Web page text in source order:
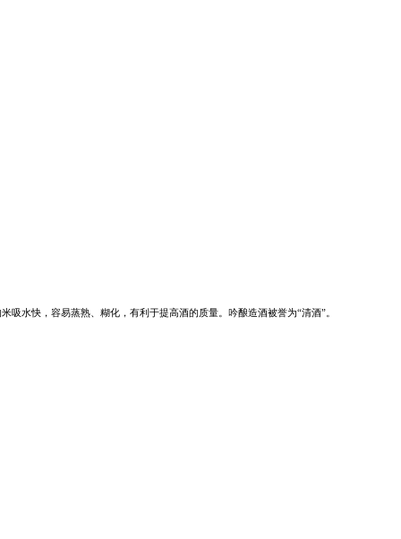
吸水快，容易蒸熟、糊化，有利于提高酒的质量。吟酿造酒被誉为“清酒”。